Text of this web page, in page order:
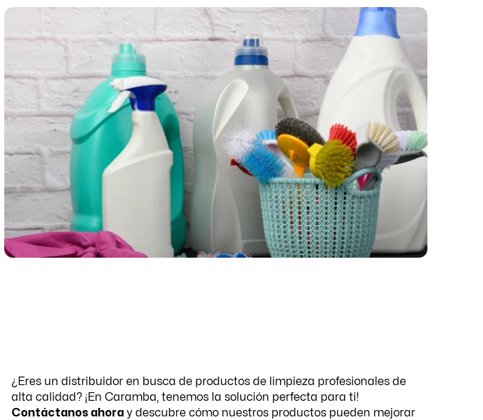
¿Eres un distribuidor en busca de productos de limpieza profesionales de
alta calidad? ¡En Caramba, tenemos la solución perfecta para ti!
Contáctanos ahora y descubre cómo nuestros productos pueden mejorar